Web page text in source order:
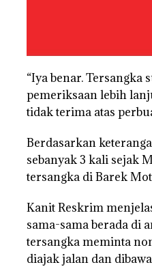
“Iya benar. Tersangka
pemeriksaan lebih
tidak terima atas
Berdasarkan
sebanyak 3 kali sejak
tersangka di Barek
Kanit Reskrim
sama-sama berada di
tersangka meminta
diajak jalan dan